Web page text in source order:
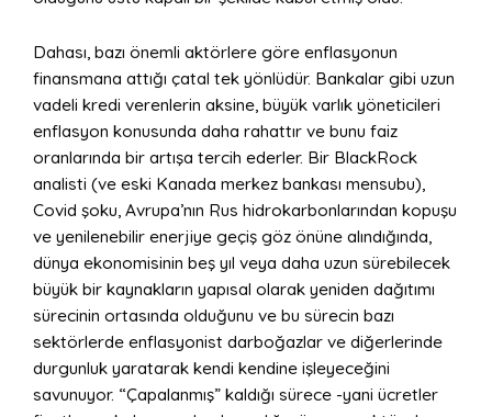
Dahası, bazı önemli aktörlere göre enflasyonun
finansmana attığı çatal tek yönlüdür. Bankalar gibi uzun
vadeli kredi verenlerin aksine, büyük varlık yöneticileri
enflasyon konusunda daha rahattır ve bunu faiz
oranlarında bir artışa tercih ederler. Bir BlackRock
analisti (ve eski Kanada merkez bankası mensubu),
Covid şoku, Avrupa’nın Rus hidrokarbonlarından kopuşu
ve yenilenebilir enerjiye geçiş göz önüne alındığında,
dünya ekonomisinin beş yıl veya daha uzun sürebilecek
büyük bir kaynakların yapısal olarak yeniden dağıtımı
sürecinin ortasında olduğunu ve bu sürecin bazı
sektörlerde enflasyonist darboğazlar ve diğerlerinde
durgunluk yaratarak kendi kendine işleyeceğini
savunuyor. “Çapalanmış” kaldığı sürece -yani ücretler